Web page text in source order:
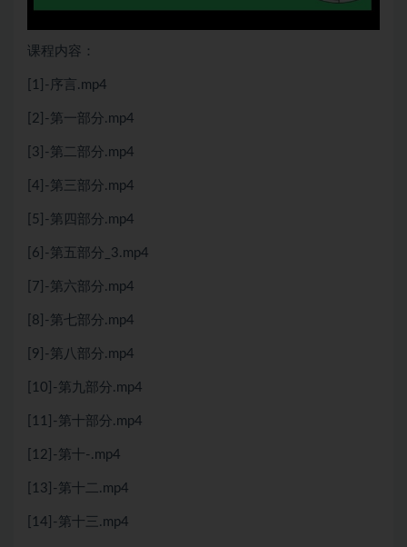
课程内容：
[1]-序言.mp4
[2]-第一部分.mp4
[3]-第二部分.mp4
[4]-第三部分.mp4
[5]-第四部分.mp4
[6]-第五部分_3.mp4
[7]-第六部分.mp4
[8]-第七部分.mp4
[9]-第八部分.mp4
[10]-第九部分.mp4
[11]-第十部分.mp4
[12]-第十-.mp4
[13]-第十二.mp4
[14]-第十三.mp4